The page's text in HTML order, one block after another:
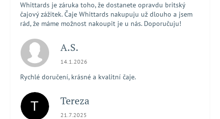
Whittards je záruka toho, že dostanete opravdu britský
čajový zážitek. Čaje Whittards nakupuju už dlouho a jsem
rád, že máme možnost nakoupit je u nás. Doporučuju!
A.S.
Hodnocení obchodu je 5 z 5 hvězdiček.
14.1.2026
Rychlé doručení, krásné a kvalitní čaje.
T Tereza
Hodnocení obchodu je 5 z 5 hvězdiček.
21.7.2025